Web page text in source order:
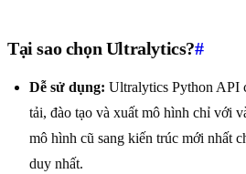
Tại sao chọn Ultralytics?#
Dễ sử dụng: Ultralytics Python API
tải, đào tạo và xuất mô hình chỉ với
mô hình cũ sang kiến trúc mới nhất
duy nhất.